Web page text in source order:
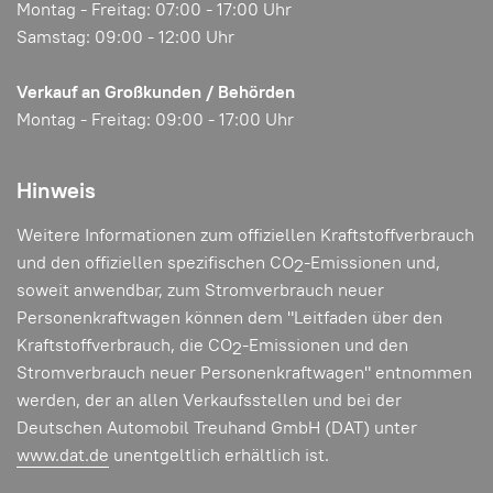
Montag - Freitag: 07:00 - 17:00 Uhr
Samstag: 09:00 - 12:00 Uhr
Verkauf an Großkunden / Behörden
Montag - Freitag: 09:00 - 17:00 Uhr
Hinweis
Weitere Informationen zum offiziellen Kraftstoffverbrauch
und den offiziellen spezifischen CO2-Emissionen und,
soweit anwendbar, zum Stromverbrauch neuer
Personenkraftwagen können dem "Leitfaden über den
Kraftstoffverbrauch, die CO2-Emissionen und den
Stromverbrauch neuer Personenkraftwagen" entnommen
werden, der an allen Verkaufsstellen und bei der
Deutschen Automobil Treuhand GmbH (DAT) unter
www.dat.de unentgeltlich erhältlich ist.